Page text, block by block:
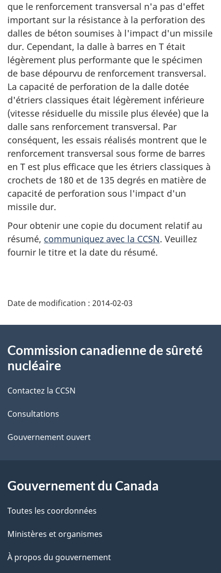
que le renforcement transversal n'a pas d'effet
important sur la résistance à la perforation des
dalles de béton soumises à l'impact d'un missile
dur. Cependant, la dalle à barres en T était
légèrement plus performante que le spécimen
de base dépourvu de renforcement transversal.
La capacité de perforation de la dalle dotée
d'étriers classiques était légèrement inférieure
(vitesse résiduelle du missile plus élevée) que la
dalle sans renforcement transversal. Par
conséquent, les essais réalisés montrent que le
renforcement transversal sous forme de barres
en T est plus efficace que les étriers classiques à
crochets de 180 et de 135 degrés en matière de
capacité de perforation sous l'impact d'un
missile dur.
Pour obtenir une copie du document relatif au
résumé, communiquez avec la CCSN. Veuillez
fournir le titre et la date du résumé.
é
a
i
l
s
d
l
a
g
Date de modification : 2014-02-03
propos
de
ce
site
Commission canadienne de sûreté
nucléaire
Contactez la CCSN
Consultations
Gouvernement ouvert
Gouvernement du Canada
Toutes les coordonnées
Ministères et organismes
À propos du gouvernement